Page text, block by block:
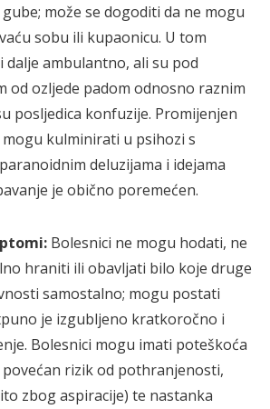
može se dogoditi da ne mogu
sobu ili kupaonicu. U tom
ambulantno, ali su pod
od ozljede padom odnosno raznim
posljedica konfuzije. Promijenjen
kulminirati u psihozi s
deluzijama i idejama
je obično poremećen.
Bolesnici ne mogu hodati, ne
hraniti ili obavljati bilo koje druge
samostalno; mogu postati
je izgubljeno kratkoročno i
Bolesnici mogu imati poteškoća
rizik od pothranjenosti,
zbog aspiracije) te nastanka